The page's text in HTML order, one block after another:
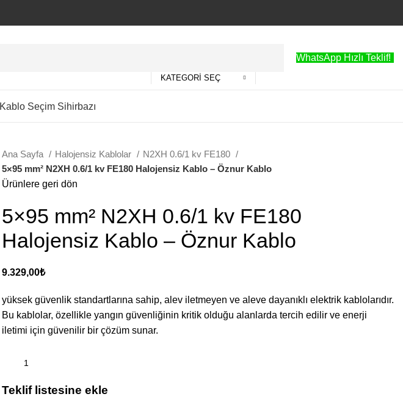
KATEGORI SEÇ
WhatsApp Hızlı Teklif!
Kablo Seçim Sihirbazı
Ana Sayfa Halojensiz Kablolar
N2XH 0.6/1 kv FE180
5×95 mm² N2XH 0.6/1 kv FE180 Halojensiz Kablo – Öznur Kablo
Ürünlere geri dön
5×95 mm² N2XH 0.6/1 kv FE180
Halojensiz Kablo – Öznur Kablo
9.329,00₺
yüksek güvenlik standartlarına sahip, alev iletmeyen ve aleve dayanıklı elektrik kablolarıdır.
Bu kablolar, özellikle yangın güvenliğinin kritik olduğu alanlarda tercih edilir ve enerji
iletimi için güvenilir bir çözüm sunar.
Teklif listesine ekle